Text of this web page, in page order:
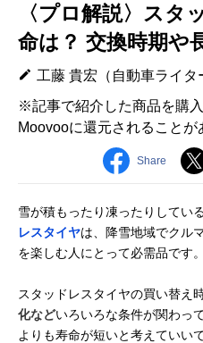
〈プロ解説〉スタ
命は？ 交換時期や
工藤 貴宏（自動車ライタ
※記事で紹介した商品を購
Moovooに還元されることが
Share
雪が積もったり凍ったりしてい
レスタイヤは、降雪地域でクル
を楽しむ人にとって必需品です。
スタッドレスタイヤの買い替え時
化などいろいろな条件が関わっ
よりも寿命が短いと考えていい